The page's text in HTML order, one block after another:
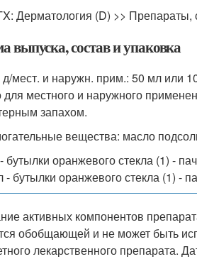
Дерматология (D) >>
выпуска, состав и упаковка
мест. и наружн. прим.: 50 мл или
местного и наружного
запахом.
вещества: масло
бутылки оранжевого стекла (1) -
- бутылки оранжевого стекла (1) -
активных компонентов
обобщающей и не может быть
лекарственного препарата.